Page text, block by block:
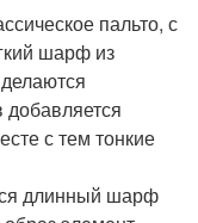
пальто, с
шарф из
с тем тонкие
длинный шарф